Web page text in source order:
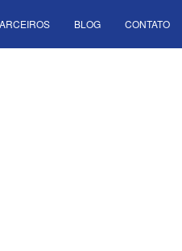
BLOG CONTATO